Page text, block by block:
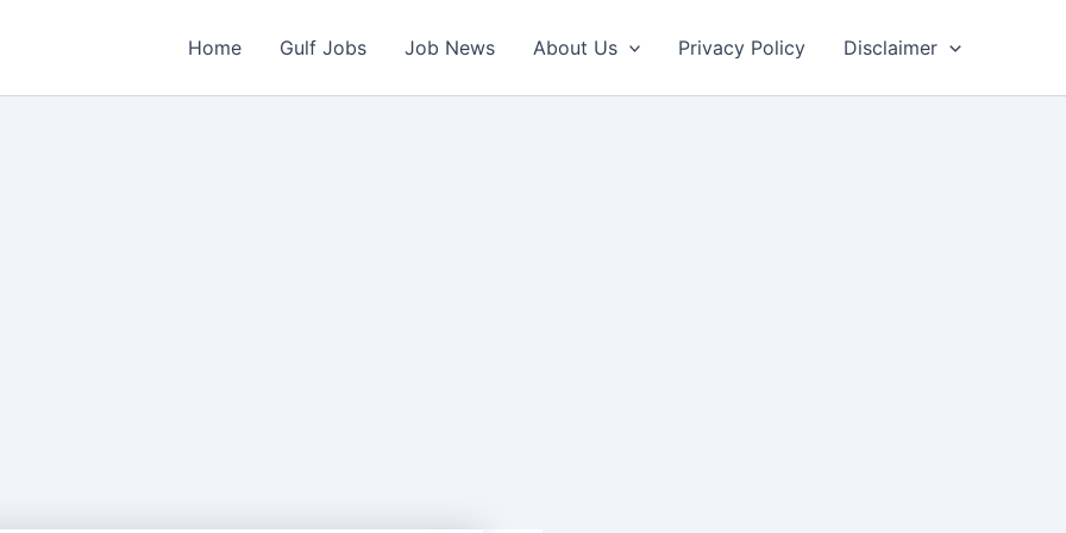
Home Gulf Jobs Job News About Us Privacy Policy Disclaimer